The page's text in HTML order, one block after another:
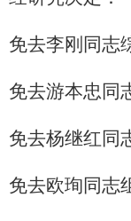
免去李刚同志
免去游本忠同
免去杨继红同
免去欧珣同志